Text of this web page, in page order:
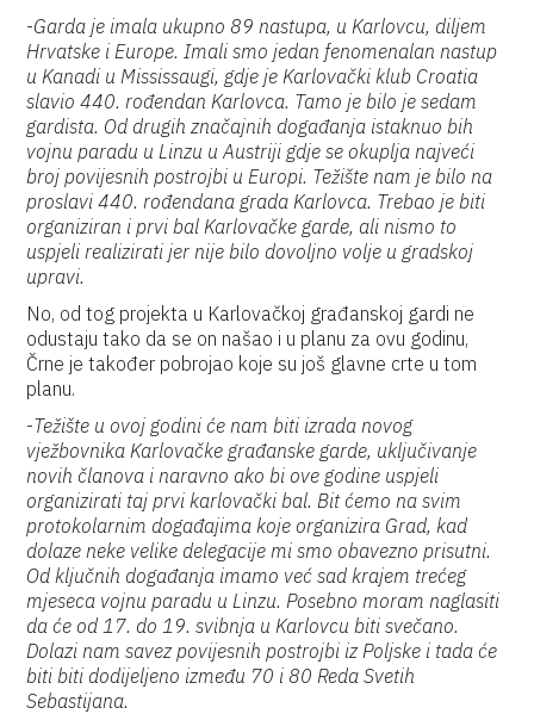
-Garda je imala ukupno 89 nastupa, u Karlovcu, diljem
Hrvatske i Europe. Imali smo jedan fenomenalan nastup
u Kanadi u Mississaugi, gdje je Karlovački klub Croatia
slavio 440. rođendan Karlovca. Tamo je bilo je sedam
gardista. Od drugih značajnih događanja istaknuo bih
vojnu paradu u Linzu u Austriji gdje se okuplja najveći
broj povijesnih postrojbi u Europi. Težište nam je bilo na
proslavi 440. rođendana grada Karlovca. Trebao je biti
organiziran i prvi bal Karlovačke garde, ali nismo to
uspjeli realizirati jer nije bilo dovoljno volje u gradskoj
upravi.
No, od tog projekta u Karlovačkoj građanskoj gardi ne
odustaju tako da se on našao i u planu za ovu godinu,
Črne je također pobrojao koje su još glavne crte u tom
planu.
-Težište u ovoj godini će nam biti izrada novog
vježbovnika Karlovačke građanske garde, uključivanje
novih članova i naravno ako bi ove godine uspjeli
organizirati taj prvi karlovački bal. Bit ćemo na svim
protokolarnim događajima koje organizira Grad, kad
dolaze neke velike delegacije mi smo obavezno prisutni.
Od ključnih događanja imamo već sad krajem trećeg
mjeseca vojnu paradu u Linzu. Posebno moram naglasiti
da će od 17. do 19. svibnja u Karlovcu biti svečano.
Dolazi nam savez povijesnih postrojbi iz Poljske i tada će
biti biti dodijeljeno između 70 i 80 Reda Svetih
Sebastijana.